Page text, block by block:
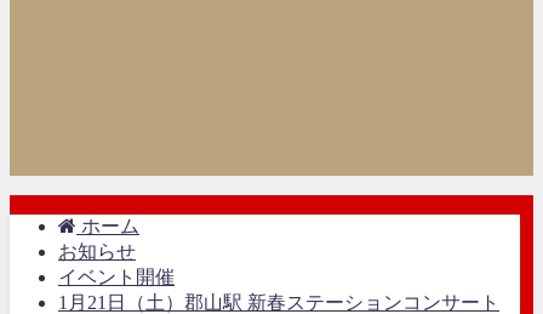
ホーム
お知らせ
イベント開催
1月21日（土）郡山駅 新春ステーションコンサート